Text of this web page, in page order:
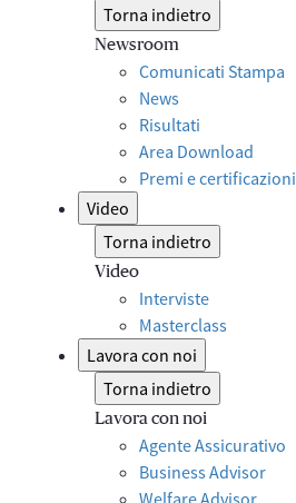
Torna indietro
Newsroom
Comunicati Stampa
News
Risultati
Area Download
Premi e certificazioni
Video
Torna indietro
Video
Interviste
Masterclass
Lavora con noi
Torna indietro
Lavora con noi
Agente Assicurativo
Business Advisor